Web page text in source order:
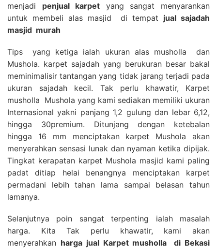
menjadi penjual karpet yang sangat menyarankan
untuk membeli alas masjid di tempat jual sajadah
masjid murah
Tips yang ketiga ialah ukuran alas musholla dan
Mushola. karpet sajadah yang berukuran besar bakal
meminimalisir tantangan yang tidak jarang terjadi pada
ukuran sajadah kecil. Tak perlu khawatir, Karpet
musholla Mushola yang kami sediakan memiliki ukuran
Internasional yakni panjang 1,2 gulung dan lebar 6,12,
hingga 30premium. Ditunjang dengan ketebalan
hingga 16 mm menciptakan karpet Mushola akan
menyerahkan sensasi lunak dan nyaman ketika dipijak.
Tingkat kerapatan karpet Mushola masjid kami paling
padat ditiap helai benangnya menciptakan karpet
permadani lebih tahan lama sampai belasan tahun
lamanya.
Selanjutnya poin sangat terpenting ialah masalah
harga. Kita Tak perlu khawatir, kami akan
menyerahkan harga jual Karpet musholla
di Bekasi